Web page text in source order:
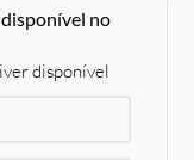
no
disponível